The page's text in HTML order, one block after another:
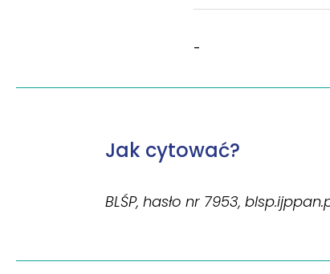
-
Jak cytować?
BLŚP, hasło nr 7953,